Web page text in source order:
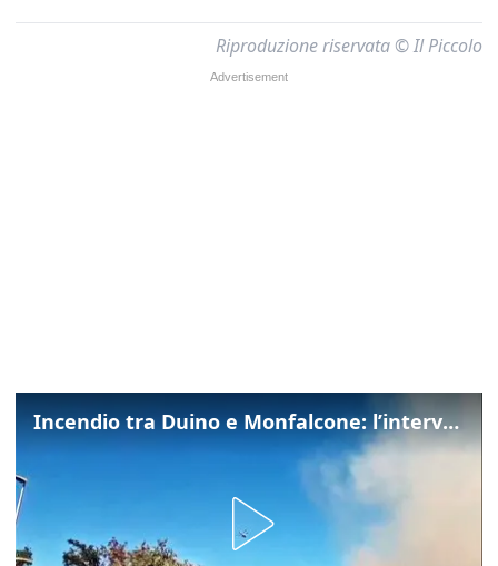
Riproduzione riservata © Il Piccolo
Incendio tra Duino e Monfalcone: l’intervento dei vigili del fuoco